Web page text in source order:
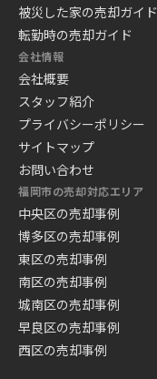
被災した家の売却ガイド
転勤時の売却ガイド
会社情報
会社概要
スタッフ紹介
プライバシーポリシー
サイトマップ
お問い合わせ
福岡市の売却対応エリア
中央区の売却事例
博多区の売却事例
東区の売却事例
南区の売却事例
城南区の売却事例
早良区の売却事例
西区の売却事例